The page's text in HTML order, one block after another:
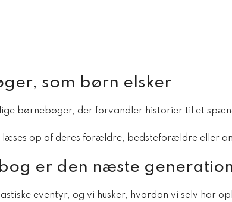
som børn elsker
børnebøger, der forvandler historier til et
op af deres forældre, bedsteforældre eller
er den næste
eventyr, og vi husker, hvordan vi selv har